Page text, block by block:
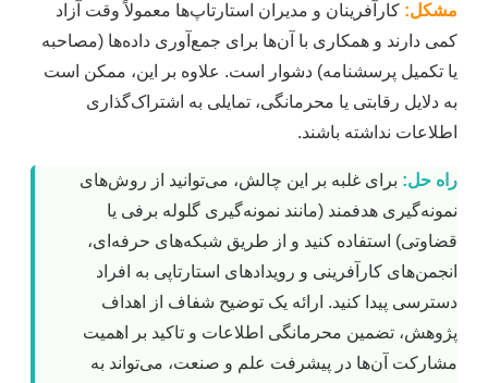
مشکل: کارآفرینان و مدیران استارتاپ‌ها معمولاً وقت آزاد
کمی دارند و همکاری با آن‌ها برای جمع‌آوری داده‌ها (مصاحبه
یا تکمیل پرسشنامه) دشوار است. علاوه بر این، ممکن است
به دلایل رقابتی یا محرمانگی، تمایلی به اشتراک‌گذاری
اطلاعات نداشته باشند.
راه حل: برای غلبه بر این چالش، می‌توانید از روش‌های
نمونه‌گیری هدفمند (مانند نمونه‌گیری گلوله برفی یا
قضاوتی) استفاده کنید و از طریق شبکه‌های حرفه‌ای،
انجمن‌های کارآفرینی و رویدادهای استارتاپی به افراد
دسترسی پیدا کنید. ارائه یک توضیح شفاف از اهداف
پژوهش، تضمین محرمانگی اطلاعات و تاکید بر اهمیت
مشارکت آن‌ها در پیشرفت علم و صنعت، می‌تواند به